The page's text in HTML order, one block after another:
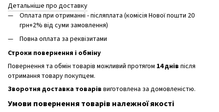
Детальніше про доставку
Оплата при отриманні - післяплата (комісія Нової пошти 20
грн+2% від суми замовлення)
Повна оплата за реквізитами
Строки повернення і обміну
Повернення та обмін товарів можливий протягом 14 днів після
отримання товару покупцем.
Зворотня доставка товарів виготовлена ​​за домовленістю.
Умови повернення товарів належної якості